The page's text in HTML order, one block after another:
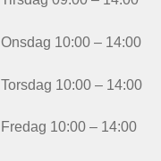
Onsdag 10:00 – 14:00
Torsdag 10:00 – 14:00
Fredag 10:00 – 14:00